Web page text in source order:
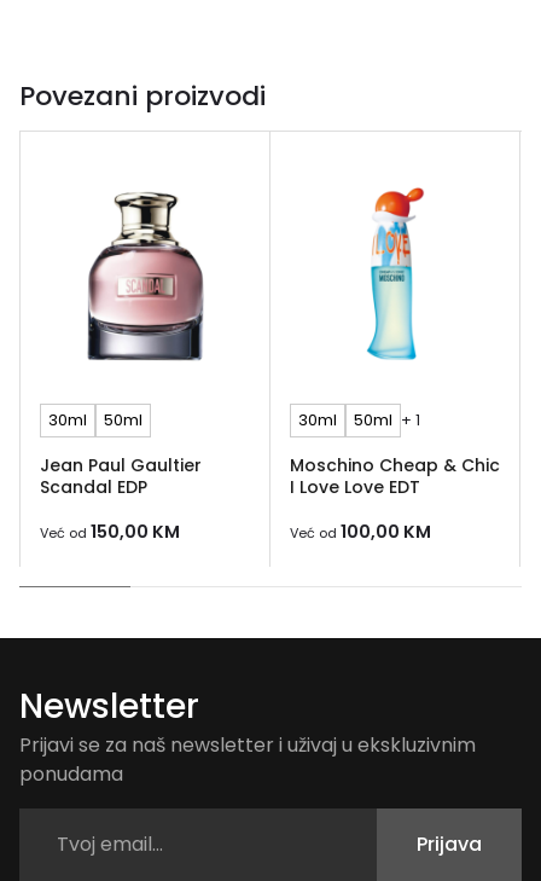
Povezani proizvodi
30ml 50ml
Jean Paul Gaultier
Scandal EDP
Već od 150,00 KM
30ml 50ml + 1
Moschino Cheap & Chic
I Love Love EDT
Već od 100,00 KM
Newsletter
Prijavi se za naš newsletter i uživaj u ekskluzivnim
ponudama
Prijava